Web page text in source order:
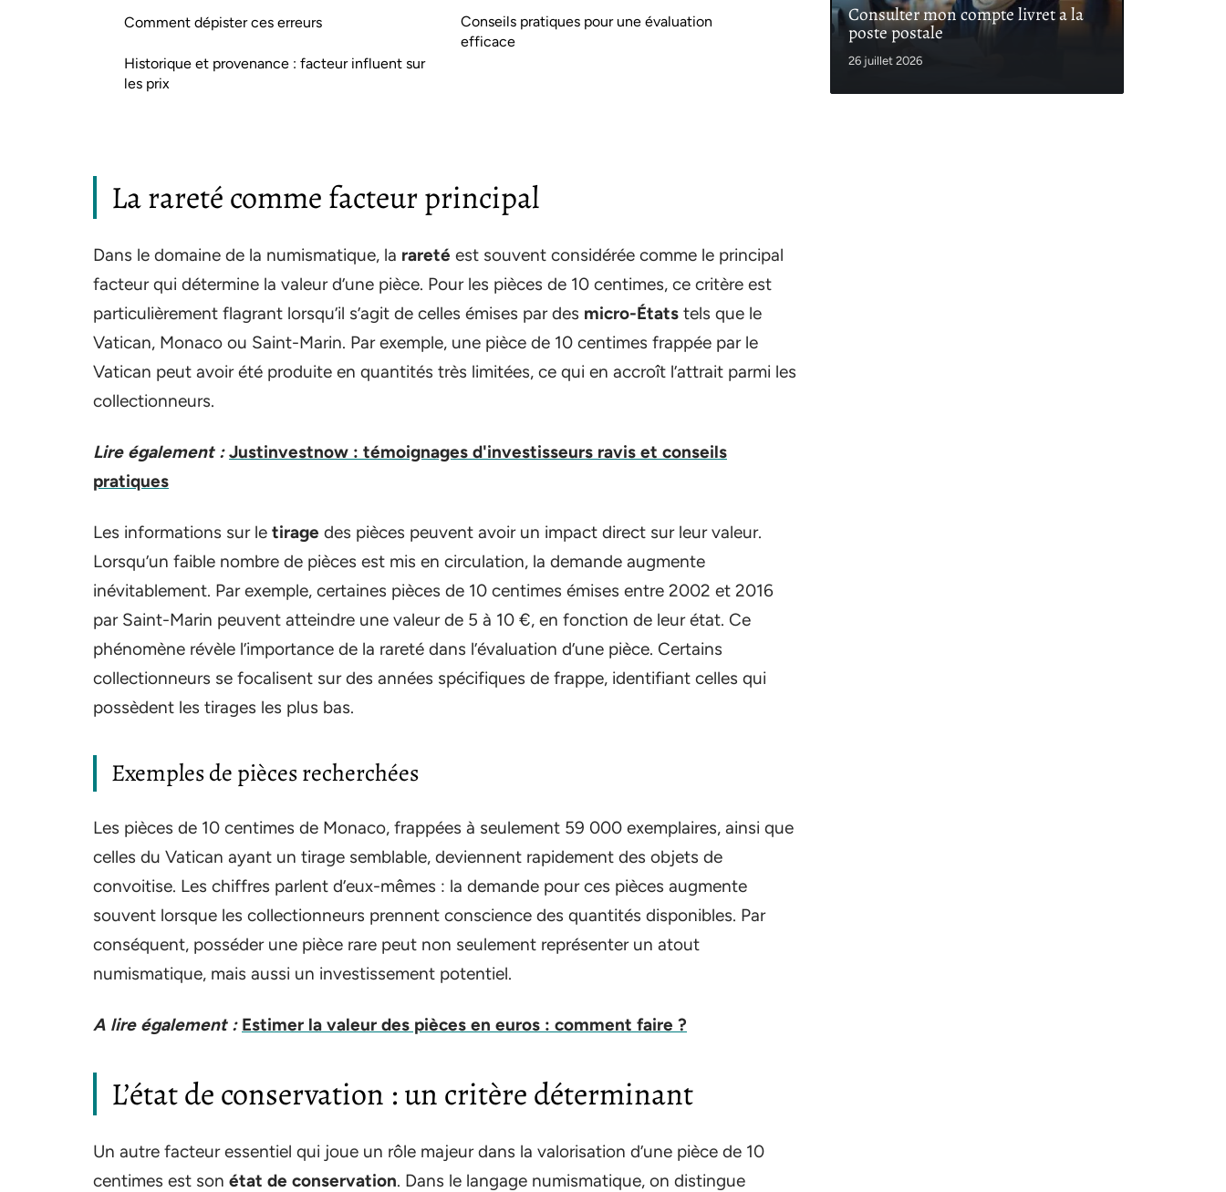
Comment dépister ces erreurs
Historique et provenance : facteur influent sur
les prix
Conseils pratiques pour une évaluation
efficace
La rareté comme facteur principal
Dans le domaine de la numismatique, la rareté est souvent considérée comme le principal
facteur qui détermine la valeur d’une pièce. Pour les pièces de 10 centimes, ce critère est
particulièrement flagrant lorsqu’il s’agit de celles émises par des micro-États tels que le
Vatican, Monaco ou Saint-Marin. Par exemple, une pièce de 10 centimes frappée par le
Vatican peut avoir été produite en quantités très limitées, ce qui en accroît l’attrait parmi les
collectionneurs.
Lire également : Justinvestnow : témoignages d'investisseurs ravis et conseils
pratiques
Les informations sur le tirage des pièces peuvent avoir un impact direct sur leur valeur.
Lorsqu’un faible nombre de pièces est mis en circulation, la demande augmente
inévitablement. Par exemple, certaines pièces de 10 centimes émises entre 2002 et 2016
par Saint-Marin peuvent atteindre une valeur de 5 à 10 €, en fonction de leur état. Ce
phénomène révèle l’importance de la rareté dans l’évaluation d’une pièce. Certains
collectionneurs se focalisent sur des années spécifiques de frappe, identifiant celles qui
possèdent les tirages les plus bas.
Exemples de pièces recherchées
Les pièces de 10 centimes de Monaco, frappées à seulement 59 000 exemplaires, ainsi que
celles du Vatican ayant un tirage semblable, deviennent rapidement des objets de
convoitise. Les chiffres parlent d’eux-mêmes : la demande pour ces pièces augmente
souvent lorsque les collectionneurs prennent conscience des quantités disponibles. Par
conséquent, posséder une pièce rare peut non seulement représenter un atout
numismatique, mais aussi un investissement potentiel.
A lire également : Estimer la valeur des pièces en euros : comment faire ?
L’état de conservation : un critère déterminant
Un autre facteur essentiel qui joue un rôle majeur dans la valorisation d’une pièce de 10
centimes est son état de conservation. Dans le langage numismatique, on distingue
Consulter mon compte livret a la
poste postale
26 juillet 2026